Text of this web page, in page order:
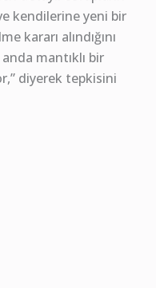
kendilerine yeni bir
kararı alındığını
mantıklı bir
diyerek tepkisini